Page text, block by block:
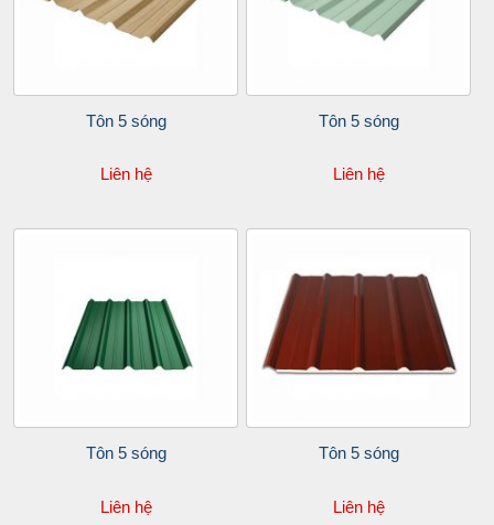
Tôn 5 sóng
Liên hệ
Tôn 5 sóng
Liên hệ
Tôn 5 sóng
Liên hệ
Tôn 5 sóng
Liên hệ